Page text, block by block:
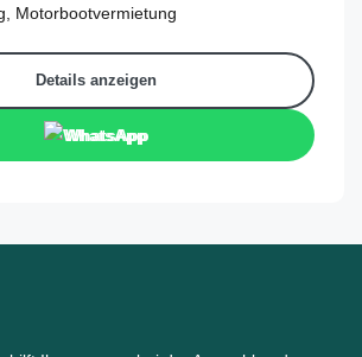
Motorbootvermietung
Details anzeigen
WhatsApp